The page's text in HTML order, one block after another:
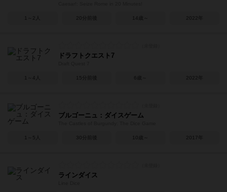
1～2人 20分前後 14歳～ 2022年
ドラフトクエスト7
1～4人 15分前後 6歳～ 2022年
ブルゴーニュ：ダイスゲーム
1～5人 30分前後 10歳～ 2017年
ラインダイス